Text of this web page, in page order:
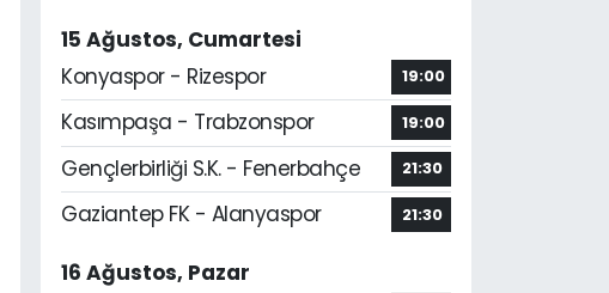
15 Ağustos, Cumartesi
Konyaspor - Rizespor
19:00
Kasımpaşa - Trabzonspor 19:00
Gençlerbirliği S.K. - Fenerbahçe 21:30
Gaziantep FK - Alanyaspor 21:30
16 Ağustos, Pazar